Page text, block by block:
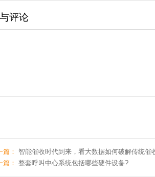
评论
篇：
智能催收时代到来，看大数据如何破解传统催
篇： 整套呼叫中心系统包括哪些硬件设备?